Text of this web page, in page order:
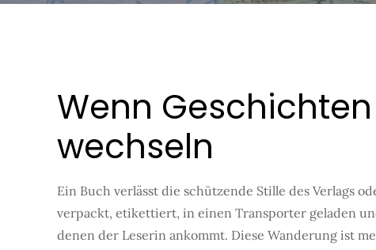
Wenn
wechseln
Ein Buch verlässt die schützende Stille des Verlags
verpackt, etikettiert, in einen Transporter geladen
denen der Leserin ankommt. Diese Wanderung ist